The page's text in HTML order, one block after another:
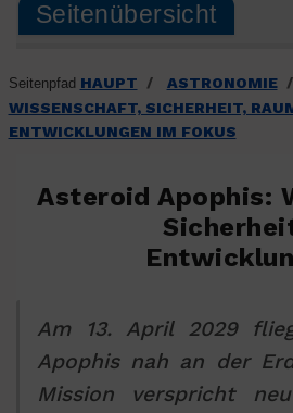
Seitenübersicht
Seitenpfad HAUPT / ASTRONOMIE /
WISSENSCHAFT, SICHERHEIT,
ENTWICKLUNGEN IM FOKUS
Asteroid Apophis:
Am 13. April 2029
Apophis nah an der
Mission verspricht